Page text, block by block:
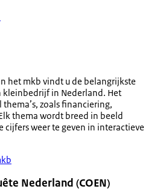
het mkb vindt u de belangrijkste
in Nederland. Het
zoals financiering,
thema wordt breed in beeld
weer te geven in interactieve
Nederland (COEN)